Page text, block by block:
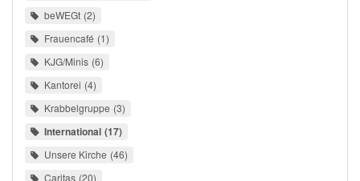
beWEGt 2
Frauencafé 1
KJG/Minis 6
Kantorei 4
Krabbelgruppe 3
International 17
Unsere Kirche 46
Caritas 20